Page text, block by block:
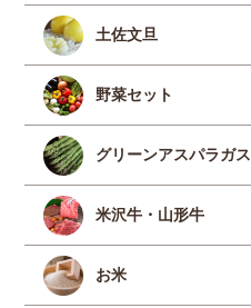
土佐文旦
野菜セット
グリーンアスパラガス
米沢牛・山形牛
お米